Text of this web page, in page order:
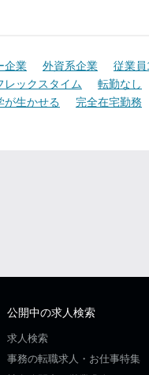
企業 外資系企業 従業
レックスタイム 転勤なし
が生かせる 完全在宅勤務
公開中の求人検索
求人検索
事務の転職求人・お仕事特集